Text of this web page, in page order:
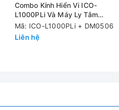
Combo Kính Hiển Vi ICO-
L1000PLi Và Máy Ly Tâm
DM0506
Mã: ICO-L1000PLi + DM0506
Liên hệ